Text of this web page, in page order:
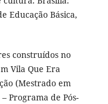
Educação Básica,
construídos no
Vila Que Era
(Mestrado em
Programa de Pós-